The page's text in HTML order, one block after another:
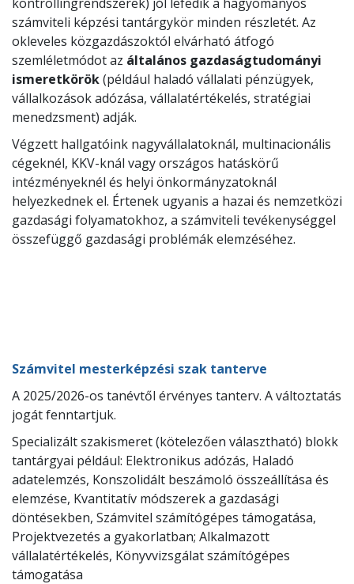
számviteli képzési tantárgykör minden részletét. Az
okleveles közgazdászoktól elvárható átfogó
szemléletmódot az általános gazdaságtudományi
ismeretkörök(például haladó vállalati pénzügyek,
vállalkozások adózása, vállalatértékelés, stratégiai
menedzsment) adják.
Végzett hallgatóink nagyvállalatoknál, multinacionális
cégeknél, KKV-knál vagy országos hatáskörű
intézményeknél és helyi önkormányzatoknál
helyezkednek el. Értenek ugyanis a hazai és nemzetközi
gazdasági folyamatokhoz, a számviteli tevékenységgel
összefüggő gazdasági problémák elemzéséhez.
Számvitel mesterképzési szak tanterve
A 2025/2026-os tanévtől érvényes tanterv. A változtatás
jogát fenntartjuk.
Specializált szakismeret (kötelezően választható) blokk
tantárgyai például: Elektronikus adózás, Haladó
adatelemzés, Konszolidált beszámoló összeállítása és
elemzése, Kvantitatív módszerek a gazdasági
döntésekben, Számvitel számítógépes támogatása,
Projektvezetés a gyakorlatban; Alkalmazott
vállalatértékelés, Könyvvizsgálat számítógépes
támogatása